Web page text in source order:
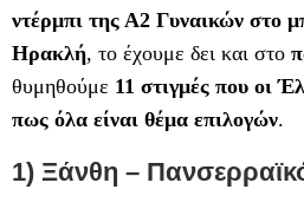
ντέρμπι της Α2 Γυναικών στο
Ηρακλή, το έχουμε δει και στο
θυμηθούμε 11 στιγμές που οι
πως όλα είναι θέμα επιλογών.
1) Ξάνθη –